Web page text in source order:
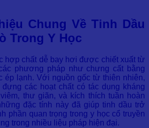
Chung Về Tinh Dầu
Trong Y Học
hợp chất dễ bay hơi được chiết xuất từ
phương pháp như chưng cất bằng
ép lạnh. Với nguồn gốc từ thiên nhiên,
các hoạt chất có tác dụng kháng
thư giãn, và kích thích tuần hoàn
đặc tính này đã giúp tinh dầu trở
phần quan trọng trong y học cổ truyền
trong nhiều liệu pháp hiện đại.